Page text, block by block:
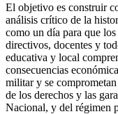
El objetivo es construir
análisis crítico de la
como un día para que
directivos, docentes y
educativa y local
consecuencias
militar y se
de los derechos y las
Nacional, y del régimen